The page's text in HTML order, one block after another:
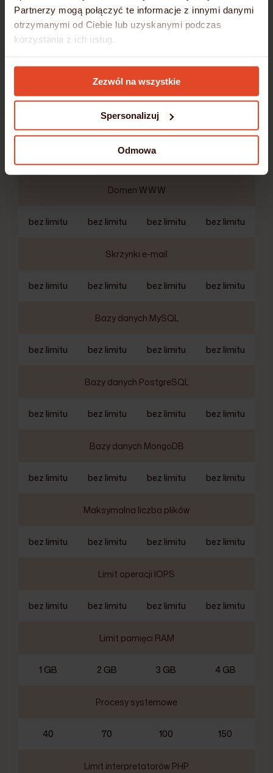
Partnerzy mogą połączyć te informacje z innymi danymi
otrzymanymi od Ciebie lub uzyskanymi podczas
korzystania z ich usług.
Szczegółowe informacje umieściliśmy wPolityce
Zezwól na wszystkie
Spersonalizuj
Odmowa
25 GB 50 GB 100 GB 200 GB
bez limitu bez limitu
Domen WWW
bez limitu bez limitu bez limitu bez limitu
Skrzynki e-mail
bez limitu bez limitu bez limitu bez limitu
Bazy danych MySQL
bez limitu bez limitu bez limitu bez limitu
Bazy danych PostgreSQL
bez limitu bez limitu bez limitu bez limitu
Bazy danych MongoDB
bez limitu bez limitu bez limitu bez limitu
Maksymalna liczba plików
bez limitu bez limitu bez limitu bez limitu
Limit operacji IOPS
bez limitu bez limitu bez limitu bez limitu
Limit pamięci RAM
1 GB 2 GB 3 GB 4 GB
Procesy systemowe
40 70 100 150
Limit interpretatorów PHP